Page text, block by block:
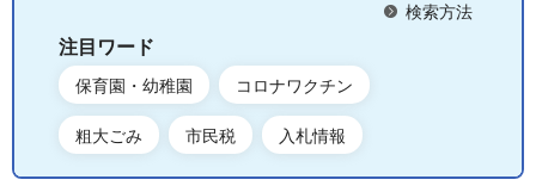
検索方法
注目ワード
保育園・幼稚園 コロナワクチン
粗大ごみ 市民税 入札情報